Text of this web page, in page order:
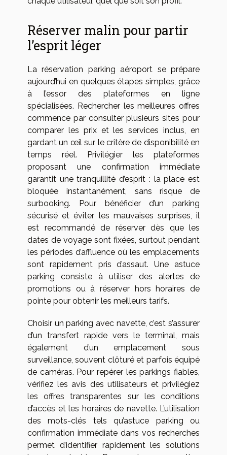
Réserver malin pour partir
l’esprit léger
La réservation parking aéroport se prépare
aujourd’hui en quelques étapes simples, grâce
à l’essor des plateformes en ligne
spécialisées. Rechercher les meilleures offres
commence par consulter plusieurs sites pour
comparer les prix et les services inclus, en
gardant un œil sur le critère de disponibilité en
temps réel. Privilégier les plateformes
proposant une confirmation immédiate
garantit une tranquillité d’esprit : la place est
bloquée instantanément, sans risque de
surbooking. Pour bénéficier d’un parking
sécurisé et éviter les mauvaises surprises, il
est recommandé de réserver dès que les
dates de voyage sont fixées, surtout pendant
les périodes d’affluence où les emplacements
sont rapidement pris d’assaut. Une astuce
parking consiste à utiliser des alertes de
promotions ou à réserver hors horaires de
pointe pour obtenir les meilleurs tarifs.
Choisir un parking avec navette, c’est s’assurer
d’un transfert rapide vers le terminal, mais
également d’un emplacement sous
surveillance, souvent clôturé et parfois équipé
de caméras. Pour repérer les parkings fiables,
vérifiez les avis des utilisateurs et privilégiez
les offres transparentes sur les conditions
d’accès et les horaires de navette. L’utilisation
des mots-clés tels qu’astuce parking ou
confirmation immédiate dans vos recherches
permet d’identifier rapidement les solutions